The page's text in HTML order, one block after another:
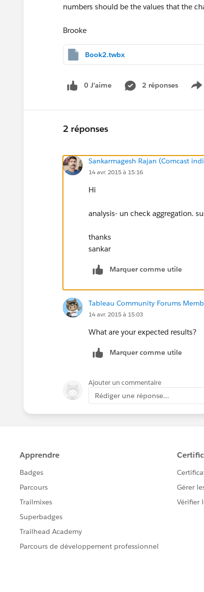
numbers should be the values that the
Brooke
Book2.twbx
0 J’aime 2 réponses
2 réponses
Sankarmagesh Rajan (Comcast
14 avr. 2015 à 15:16
Hi
analysis- un check aggregation.
thanks
sankar
Marquer comme utile
Tableau Community Forums
14 avr. 2015 à 15:03
What are your expected results?
Marquer comme utile
Ajouter un commentaire
Rédiger une réponse...